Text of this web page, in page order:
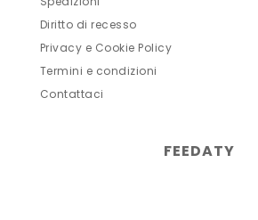
Diritto di recesso
Privacy e Cookie Policy
Termini e condizioni
Contattaci
FEEDATY